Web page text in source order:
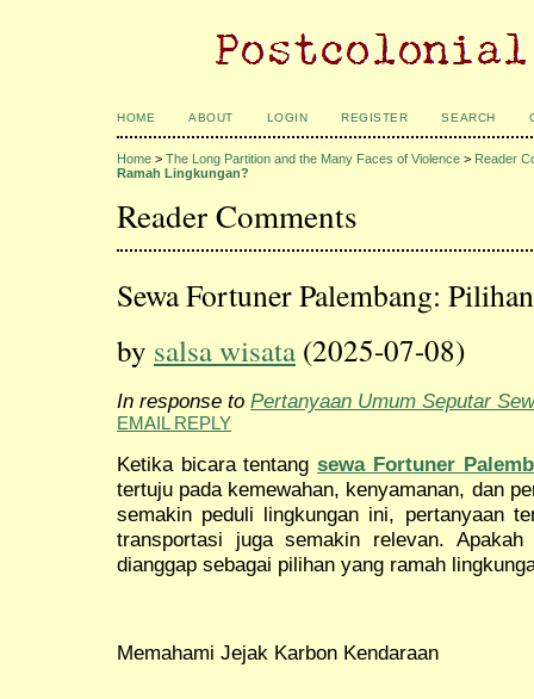
HOME ABOUT LOGIN REGISTER SEARCH
Home > The Long Partition and the Many Faces of Violence > Reader
Ramah Lingkungan?
Reader Comments
Sewa Fortuner Palembang:
by salsa wisata (2025-07-08)
In response to Pertanyaan Umum Seputar
EMAIL REPLY
Ketika bicara tentangsewa Fortuner
tertuju pada kemewahan, kenyamanan, dan
semakin peduli lingkungan ini, pertanyaan
transportasi juga semakin relevan.
dianggap sebagai pilihan yang ramah
Memahami Jejak Karbon Kendaraan